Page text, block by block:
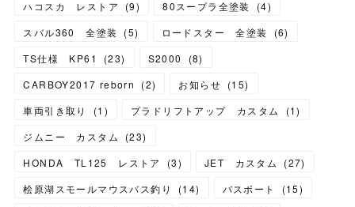
ハコスカ レストア
(9) 80スープラ全塗装 (4)
スバル360 全塗装
(5) ロードスター 全塗装 (6)
TS仕様 KP61
(23) S2000 (8)
CARBOY2017 reborn
(2) お知らせ (15)
車両引き取り
(1 ) プラドリフトアップ カスタム (1)
ジムニー カスタム
(23)
HONDA TL125 レストア
(3) JET カスタム (27)
桧原湖スモールマウスバス釣り
(14) バスボート (15)